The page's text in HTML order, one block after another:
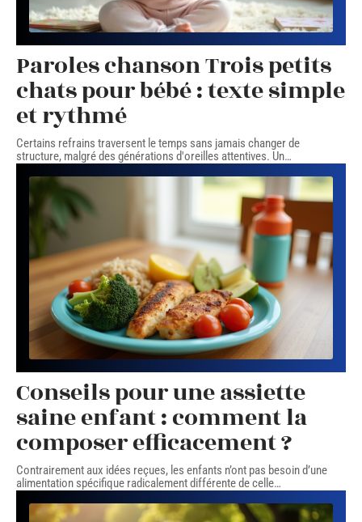
Paroles chanson Trois petits
chats pour bébé : texte simple
et rythmé
Certains refrains traversent le temps sans jamais changer de
structure, malgré des générations d'oreilles attentives. Un…
Conseils pour une assiette
saine enfant : comment la
composer efficacement ?
Contrairement aux idées reçues, les enfants n’ont pas besoin d’une
alimentation spécifique radicalement différente de celle…